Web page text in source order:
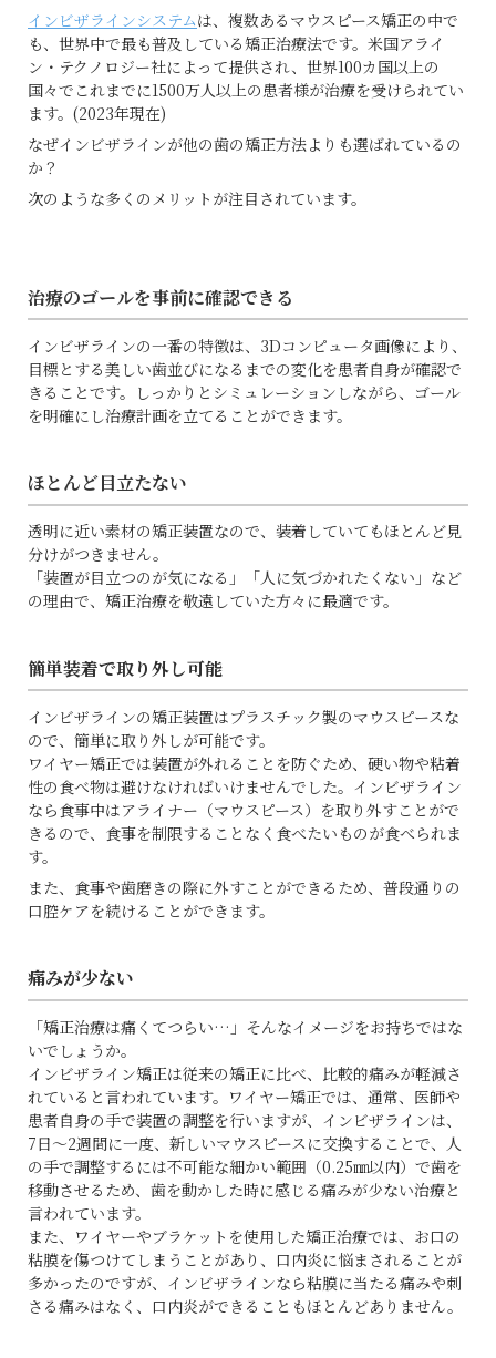
インビザラインシステムは、複数あるマウスピース矯正の中で
も、世界中で最も普及している矯正治療法です。米国アライ
ン・テクノロジー社によって提供され、世界100カ国以上の
国々でこれまでに1500万人以上の患者様が治療を受けられてい
ます。(2023年現在)
なぜインビザラインが他の歯の矯正方法よりも選ばれているの
か？
次のような多くのメリットが注目されています。
治療のゴールを事前に確認できる
インビザラインの一番の特徴は、3Dコンピュータ画像により、
目標とする美しい歯並びになるまでの変化を患者自身が確認で
きることです。しっかりとシミュレーションしながら、ゴール
を明確にし治療計画を立てることができます。
ほとんど目立たない
透明に近い素材の矯正装置なので、装着していてもほとんど見
分けがつきません。
「装置が目立つのが気になる」「人に気づかれたくない」など
の理由で、矯正治療を敬遠していた方々に最適です。
簡単装着で取り外し可能
インビザラインの矯正装置はプラスチック製のマウスピースな
ので、簡単に取り外しが可能です。
ワイヤー矯正では装置が外れることを防ぐため、硬い物や粘着
性の食べ物は避けなければいけませんでした。インビザライン
なら食事中はアライナー（マウスピース）を取り外すことがで
きるので、食事を制限することなく食べたいものが食べられま
す。
また、食事や歯磨きの際に外すことができるため、普段通りの
口腔ケアを続けることができます。
痛みが少ない
「矯正治療は痛くてつらい…」そんなイメージをお持ちではな
いでしょうか。
インビザライン矯正は従来の矯正に比べ、比較的痛みが軽減さ
れていると言われています。ワイヤー矯正では、通常、医師や
患者自身の手で装置の調整を行いますが、インビザラインは、
7日～2週間に一度、新しいマウスピースに交換することで、人
の手で調整するには不可能な細かい範囲（0.25㎜以内）で歯を
移動させるため、歯を動かした時に感じる痛みが少ない治療と
言われています。
また、ワイヤーやブラケットを使用した矯正治療では、お口の
粘膜を傷つけてしまうことがあり、口内炎に悩まされることが
多かったのですが、インビザラインなら粘膜に当たる痛みや刺
さる痛みはなく、口内炎ができることもほとんどありません。